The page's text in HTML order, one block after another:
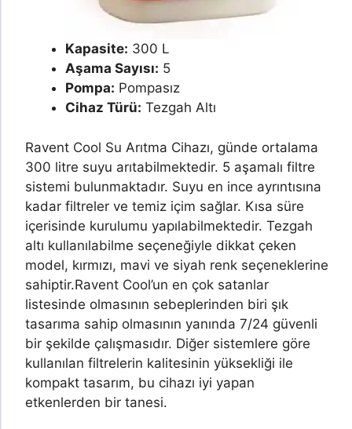
Kapasite: 300 L
Aşama Sayısı: 5
Pompa: Pompasız
Cihaz Türü: Tezgah Altı
Ravent Cool Su Arıtma Cihazı, günde ortalama
300 litre suyu arıtabilmektedir. 5 aşamalı filtre
sistemi bulunmaktadır. Suyu en ince ayrıntısına
kadar filtreler ve temiz içim sağlar. Kısa süre
içerisinde kurulumu yapılabilmektedir. Tezgah
altı kullanılabilme seçeneğiyle dikkat çeken
model, kırmızı, mavi ve siyah renk seçeneklerine
sahiptir.Ravent Cool’un en çok satanlar
listesinde olmasının sebeplerinden biri şık
tasarıma sahip olmasının yanında 7/24 güvenli
bir şekilde çalışmasıdır. Diğer sistemlere göre
kullanılan filtrelerin kalitesinin yüksekliği ile
kompakt tasarım, bu cihazı iyi yapan
etkenlerden bir tanesi.